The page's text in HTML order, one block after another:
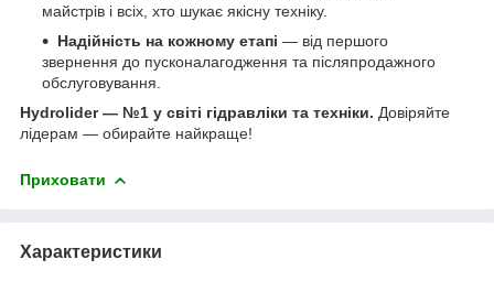
майстрів і всіх, хто шукає якісну техніку.
Надійність на кожному етапі — від першого
звернення до пусконалагодження та післяпродажного
обслуговування.
Hydrolider — №1 у світі гідравліки та техніки. Довіряйте
лідерам — обирайте найкраще!
Приховати
Характеристики